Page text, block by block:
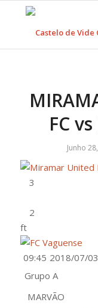
FC
Junho
ft
2018/07/03
09:45
Grupo A
MARVÃO